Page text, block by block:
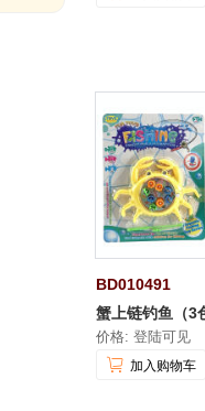
BD010491
蟹上链钓鱼（3
价格: 登陆可见
加入购物车